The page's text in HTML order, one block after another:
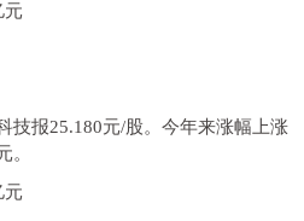
元
技报25.180元/股。今年来涨幅上涨
。
元